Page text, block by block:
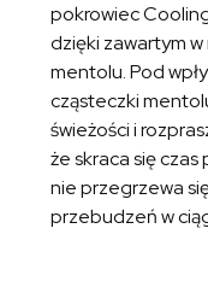
pokrowiec
dzięki zawartym w
mentolu. Pod
cząsteczki
świeżości i
że skraca się
nie przegrzewa
przebudzeń w